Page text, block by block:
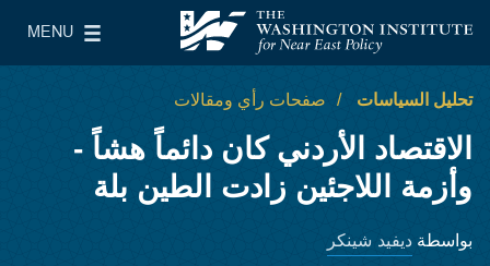
معهد واشنطن لسياسات الشرق الأدنى
MENU
Main Menu
تحليل السياسات صفحات رأي ومقالات
الاقتصاد الأردني كان دائماً هشاً -
وأزمة اللاجئين زادت الطين بلة
بواسطة ديفيد شينكر